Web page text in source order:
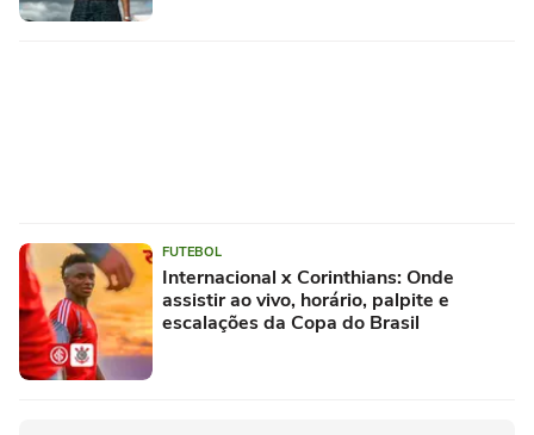
FUTEBOL
Internacional x Corinthians: Onde
assistir ao vivo, horário, palpite e
escalações da Copa do Brasil